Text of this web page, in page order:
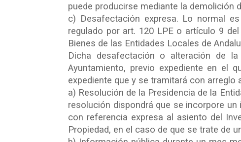
puede producirse mediante la demolición
c) Desafectación expresa. Lo normal
regulado por art. 120 LPE o artículo 9
Bienes de las Entidades Locales de
Dicha desafectación o alteración de
Ayuntamiento, previo expediente en el
expediente que y se tramitará con arreglo
a) Resolución de la Presidencia de la
resolución dispondrá que se incorpore
con referencia expresa al asiento del
Propiedad, en el caso de que se trate de